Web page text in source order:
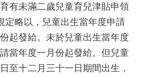
有未滿二歲兒童育兒津貼申領
定略以，兒童出生當年度申請
起發給。未於兒童出生當年度
當年度一月份起發給。但兒童
至十二月三十一日期間出生，